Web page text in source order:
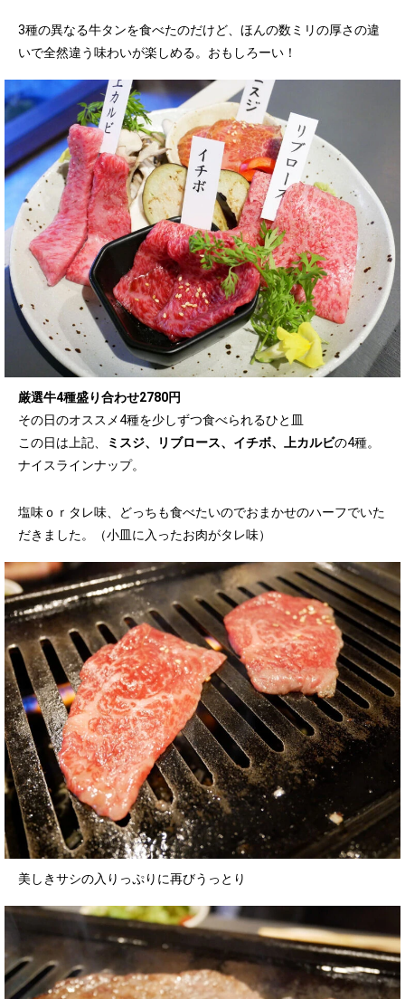
3種の異なる牛タンを食べたのだけど、ほんの数ミリの厚さの違
いで全然違う味わいが楽しめる。おもしろーい！
厳選牛4種盛り合わせ2780円
その日のオススメ4種を少しずつ食べられるひと皿
この日は上記、
ミスジ、リブロース、イチボ、上カルビの4種。
ナイスラインナップ。
塩味ｏｒタレ味、どっちも食べたいのでおまかせのハーフでいた
だきました。（小皿に入ったお肉がタレ味）
美しきサシの入りっぷりに再びうっとり